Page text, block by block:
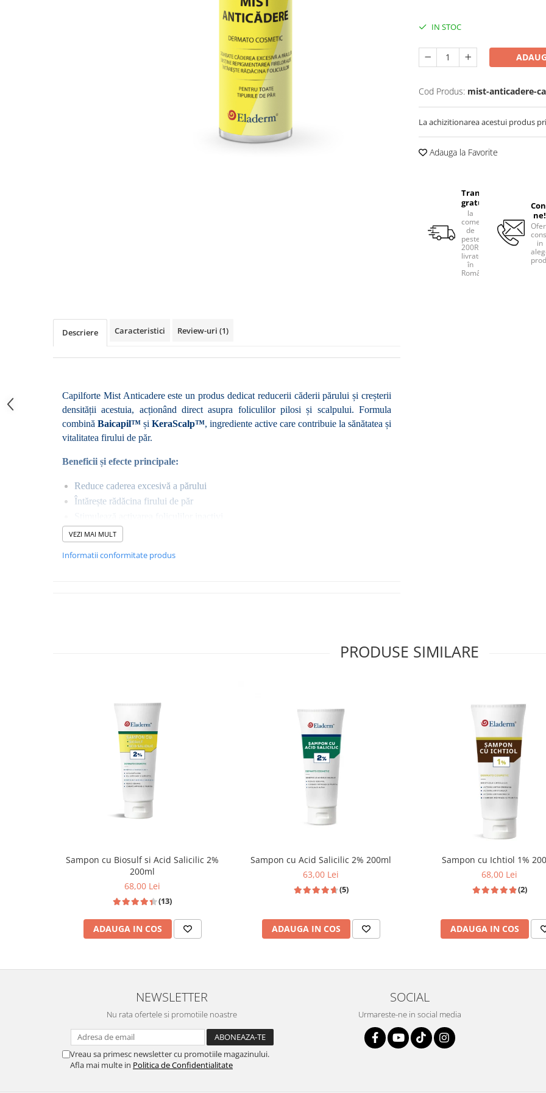
IN STOC
Cod Produs: mist-anticadere-
La achizitionarea acestui produs
Adauga la Favorite
Transport
gratuit
la
comenzile
de
peste
200RON,
livrate
în
România
ne!
in
Descriere Caracteristici Review-uri (1)
Capilforte Mist Anticadere este un produs dedicat reducerii căderii părului și creșterii
densității acestuia, acționând direct asupra foliculilor pilosi și scalpului. Formula
combină Baicapil™ și KeraScalp™, ingrediente active care contribuie la sănătatea și
vitalitatea firului de păr.
Beneficii și efecte principale:
Reduce caderea excesivă a părului
Întărește rădăcina firului de păr
Crește densitatea părului
VEZI MAI MULT
Informatii conformitate produs
PRODUSE SIMILARE
Sampon cu Biosulf si Acid Salicilic 2%
200ml
68,00 Lei
(13)
ADAUGA IN COS
Sampon cu Acid Salicilic 2% 200ml
63,00 Lei
(5)
ADAUGA IN COS
Sampon cu Ichtiol 1%
68,00 Lei
(2)
ADAUGA IN COS
NEWSLETTER
Nu rata ofertele si promotiile noastre
Vreau sa primesc newsletter cu promotiile magazinului.
Afla mai multe in Politica de Confidentialitate
SOCIAL
Urmareste-ne in social media